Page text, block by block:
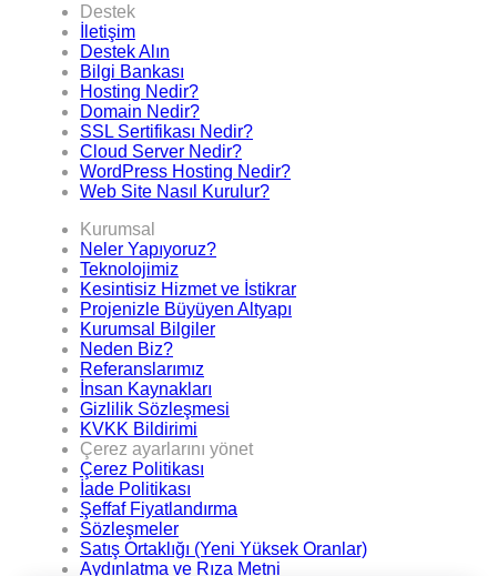
Destek
İletişim
Destek Alın
Bilgi Bankası
Hosting Nedir?
Domain Nedir?
SSL Sertifikası Nedir?
Cloud Server Nedir?
WordPress Hosting Nedir?
Web Site Nasıl Kurulur?
Kurumsal
Neler Yapıyoruz?
Teknolojimiz
Kesintisiz Hizmet ve İstikrar
Projenizle Büyüyen Altyapı
Kurumsal Bilgiler
Neden Biz?
Referanslarımız
İnsan Kaynakları
Gizlilik Sözleşmesi
KVKK Bildirimi
Çerez ayarlarını yönet
Çerez Politikası
İade Politikası
Şeffaf Fiyatlandırma
Sözleşmeler
Satış Ortaklığı (Yeni Yüksek Oranlar)
Aydınlatma ve Rıza Metni